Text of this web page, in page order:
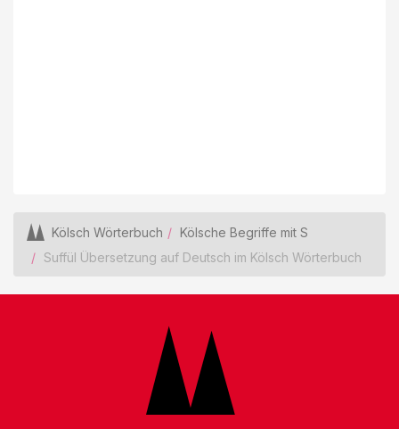
Kölsch Wörterbuch
Kölsche Begriffe mit S
Suffül Übersetzung auf Deutsch im Kölsch Wörterbuch